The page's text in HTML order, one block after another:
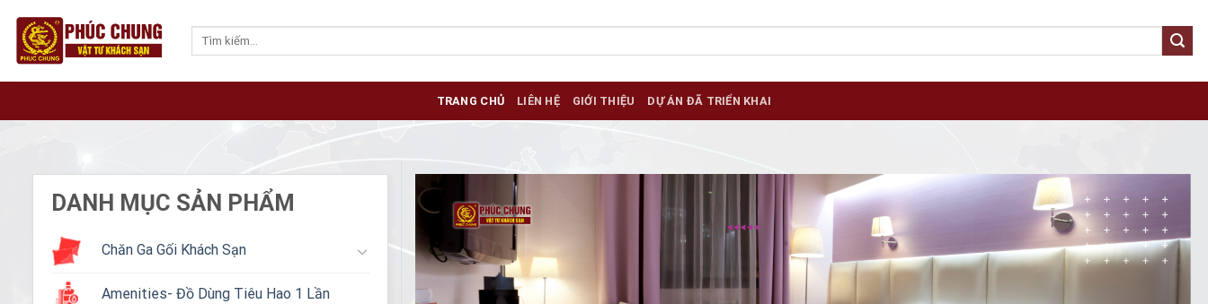
content
Tìm
TRANG CHỦ LIÊN HỆ GIỚI THIỆU DỰ ÁN ĐÃ TRIỂN KHAI
DANH MỤC SẢN PHẨM
Chăn Ga Gối Khách Sạn
Amenities- Đồ Dùng Tiêu Hao 1 Lần